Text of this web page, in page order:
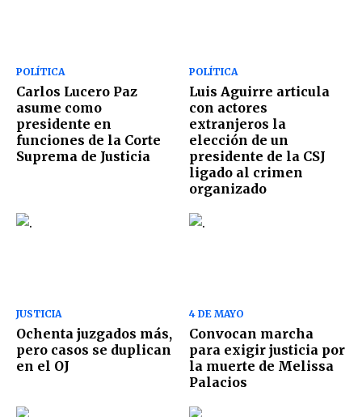
POLÍTICA
Carlos Lucero Paz
asume como
presidente en
funciones de la Corte
Suprema de Justicia
POLÍTICA
Luis Aguirre articula
con actores
extranjeros la
elección de un
presidente de la CSJ
ligado al crimen
organizado
JUSTICIA
Ochenta juzgados más,
pero casos se duplican
en el OJ
4 DE MAYO
Convocan marcha
para exigir justicia por
la muerte de Melissa
Palacios